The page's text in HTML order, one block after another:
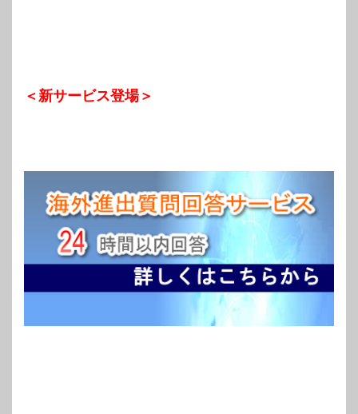
＜新サービス登場＞